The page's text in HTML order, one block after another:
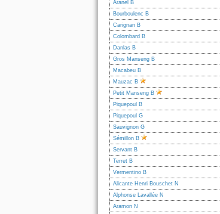
Aranel B
Bourboulenc B
Carignan B
Colombard B
Danlas B
Gros Manseng B
Macabeu B
Mauzac B
Petit Manseng B
Piquepoul B
Piquepoul G
Sauvignon G
Sémillon B
Servant B
Terret B
Vermentino B
Alicante Henri Bouschet N
Alphonse Lavallée N
Aramon N